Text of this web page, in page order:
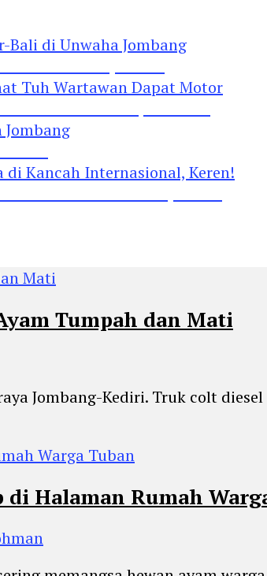
Tumpah dan Mati
Jombang-Kediri. Truk colt
Halaman Rumah